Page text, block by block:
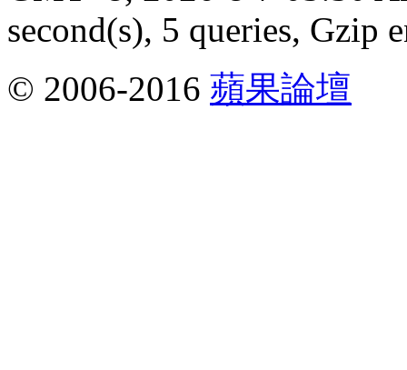
second(s), 5 queries, Gzip
© 2006-2016 蘋果論壇